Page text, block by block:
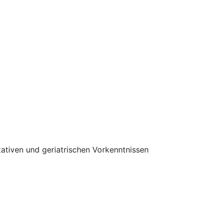
und geriatrischen Vorkenntnissen